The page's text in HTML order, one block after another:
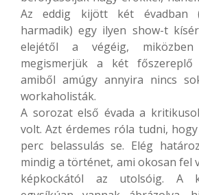
Az eddig kijött két évadban
harmadik) egy ilyen show-t
elejétől a végéig,
megismerjük a két főszereplő
amiből amúgy annyira nincs
workaholisták.
A sorozat első évada a
volt. Azt érdemes róla tudni,
perc belassulás se. Elég
mindig a történet, ami okosan fel
képkockától az utolsóig. A